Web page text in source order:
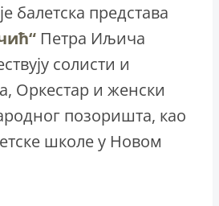
балетска представа
Петра Иљича
солисти и
Оркестар и женски
позоришта, као
школе у Новом